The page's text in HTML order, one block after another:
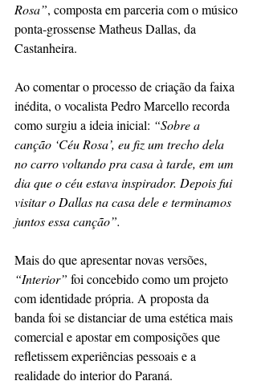
Rosa”, composta em parceria com o músico
ponta-grossense Matheus Dallas, da
Castanheira.
Ao comentar o processo de criação da faixa
inédita, o vocalista Pedro Marcello recorda
como surgiu a ideia inicial: “Sobre a
canção ‘Céu Rosa’, eu fiz um trecho dela
no carro voltando pra casa à tarde, em um
dia que o céu estava inspirador. Depois fui
visitar o Dallas na casa dele e terminamos
juntos essa canção”.
Mais do que apresentar novas versões,
“Interior” foi concebido como um projeto
com identidade própria. A proposta da
banda foi se distanciar de uma estética mais
comercial e apostar em composições que
refletissem experiências pessoais e a
realidade do interior do Paraná.